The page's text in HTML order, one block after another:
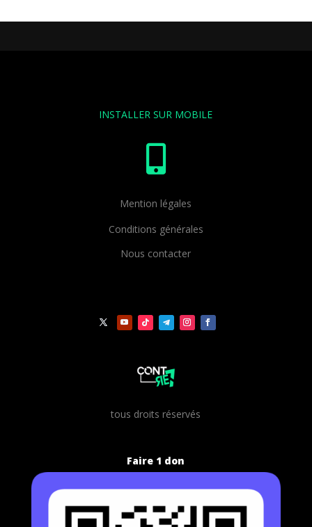
INSTALLER SUR MOBILE

Mention légales
Conditions générales
Nous contacter
tous droits réservés
Faire 1 don